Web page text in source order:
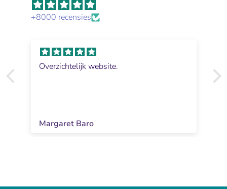
+8000 recensies
Overzichtelijk website.
Margaret Baro